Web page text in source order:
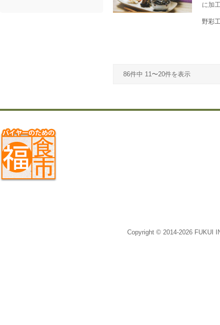
に加
野彩
86件中 11〜20件を表示
Copyright © 2014-2026 FUKUI